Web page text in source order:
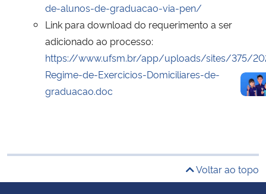
de-alunos-de-graduacao-via-pen/
Link para download do requerimento a ser
adicionado ao processo:
https://www.ufsm.br/app/uploads/sites/375/
Regime-de-Exercicios-Domiciliares-de-
graduacao.doc
Voltar ao topo